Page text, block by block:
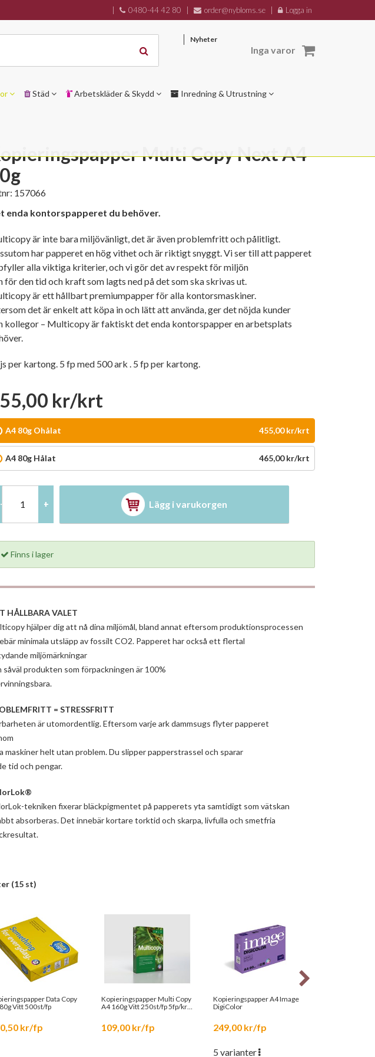
Multi Copy Next A4
157066
enda kontorspapperet du behöver.
är inte bara miljövänligt, det är även problemfritt och pålitligt.
har papperet en hög vithet och är riktigt snyggt. Vi ser till att papperet
alla viktiga kriterier, och vi gör det av respekt för miljön
för den tid och kraft som lagts ned på det som ska skrivas ut.
är ett hållbart premiumpapper för alla kontorsmaskiner.
det är enkelt att köpa in och lätt att använda, ger det nöjda kunder
kollegor – Multicopy är faktiskt det enda kontorspapper en arbetsplats
per kartong. 5 fp med 500 ark . 5 fp per kartong.
kr/krt
A4 80g Ohålat 455,00 kr/krt
A4 80g Hålat 465,00 kr/krt
- + Lägg i varukorgen
Finns i lager
HÅLLBARA VALET
hjälper dig att nå dina miljömål, bland annat eftersom produktionsprocessen
minimala utsläpp av fossilt CO2. Papperet har också ett flertal
miljömärkningar
såväl produkten som förpackningen är 100%
= STRESSFRITT
är utomordentlig. Eftersom varje ark dammsugs flyter papperet
maskiner helt utan problem. Du slipper papperstrassel och sparar
tid och pengar.
tekniken fixerar bläckpigmentet på papperets yta samtidigt som vätskan
absorberas. Det innebär kortare torktid och skarpa, livfulla och smetfria
(15 st)
Data Copy
Vitt 500st/fp
kr/fp
Kopieringspapper Multi Copy
A4 160g Vitt 250st/fp 5fp/krt
109,00 kr/fp
Kopieringspapper A4 Image
DigiColor
249,00 kr/fp
5 varianter
0480-44 42 80 order@nybloms.se Logga in
Nyheter
Inga varor
Städ Arbetskläder & Skydd Inredning & Utrustning